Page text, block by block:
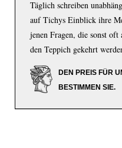
Täglich schreiben
auf Tichys Einblick ihre
jenen Fragen, die sonst
den Teppich gekehrt
DEN PREIS FÜR
BESTIMMEN SIE.